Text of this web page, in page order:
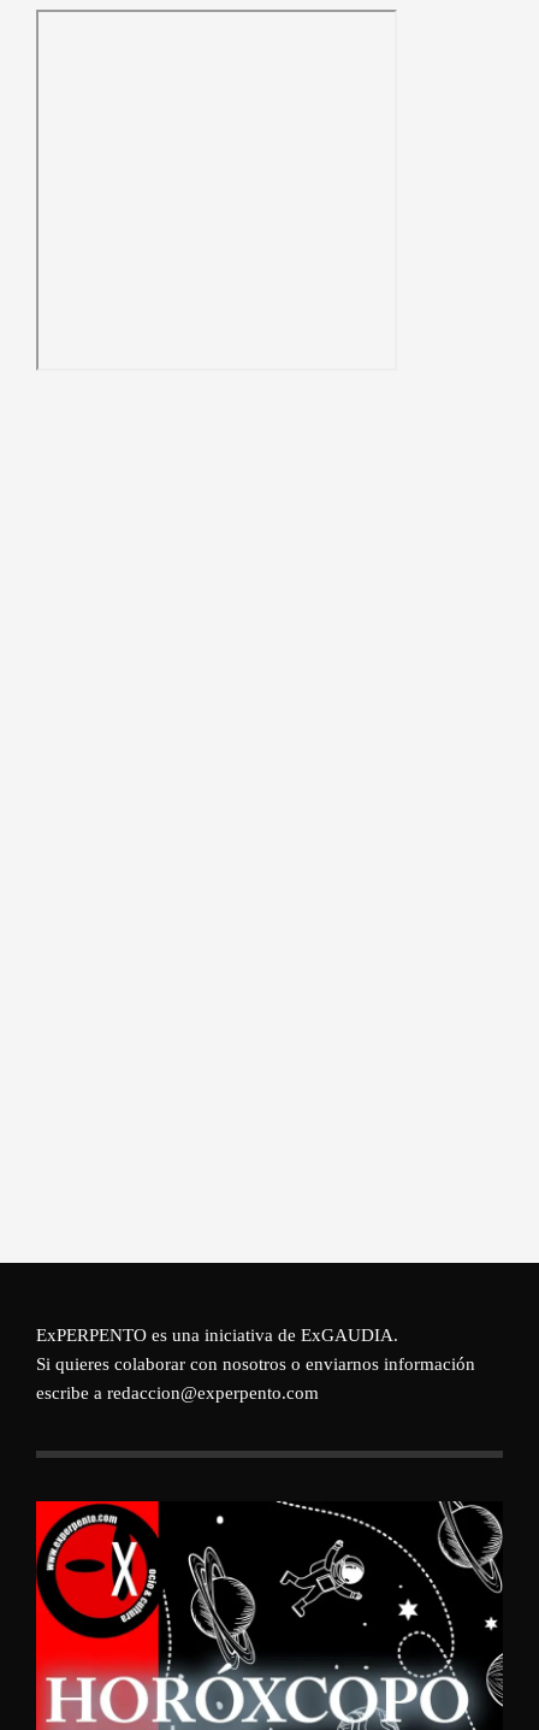
ExPERPENTO es una iniciativa de ExGAUDIA.
Si quieres colaborar con nosotros o enviarnos información
escribe a redaccion@experpento.com